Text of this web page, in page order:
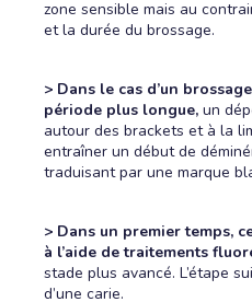
zone sensible mais au
et la durée du brossage.
> Dans le cas d’un
période plus longue, un
autour des brackets et à la
entraîner un début de
traduisant par une marque
> Dans un premier temps,
à l’aide de traitements
stade plus avancé. L’étape
d’une carie.